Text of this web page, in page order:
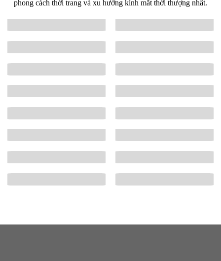
phong cách thời trang và xu hướng kính mắt thời thượng nhất.